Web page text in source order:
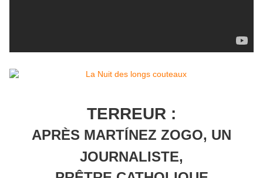
TERREUR :
APRÈS MARTÍNEZ ZOGO, UN
JOURNALISTE,